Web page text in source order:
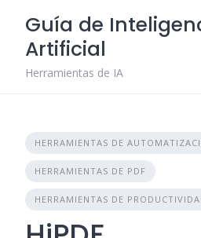
content
Guía de
Artificial
Herramientas de IA
HERRAMIENTAS DE
HERRAMIENTAS DE PDF
HERRAMIENTAS DE